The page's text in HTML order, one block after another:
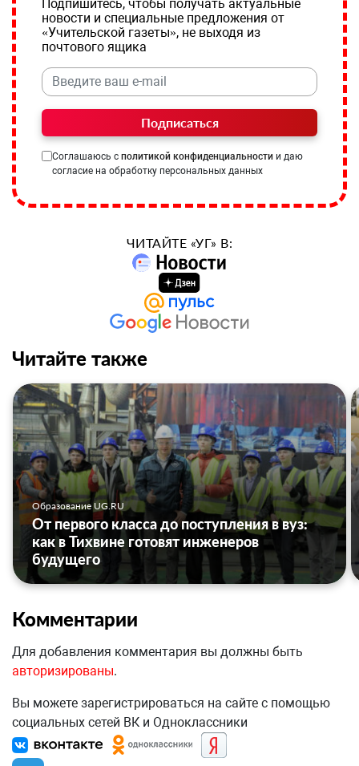
Подпишитесь, чтобы получать актуальные
новости и специальные предложения от
«Учительской газеты», не выходя из
почтового ящика
Подписаться
Соглашаюсь с политикой конфиденциальности и даю
согласие на обработку персональных данных
ЧИТАЙТЕ «УГ» В:
Читайте также
Образование UG.RU
От первого класса до поступления в вуз:
как в Тихвине готовят инженеров
будущего
Комментарии
Для добавления комментария вы должны быть
авторизированы.
Вы можете зарегистрироваться на сайте с помощью
социальных сетей ВК и Одноклассники